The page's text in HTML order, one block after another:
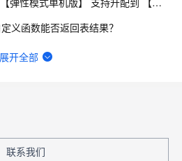
义函数能否返回表结果？
么处理？
[40040, 2023041
展开全部
联系我们